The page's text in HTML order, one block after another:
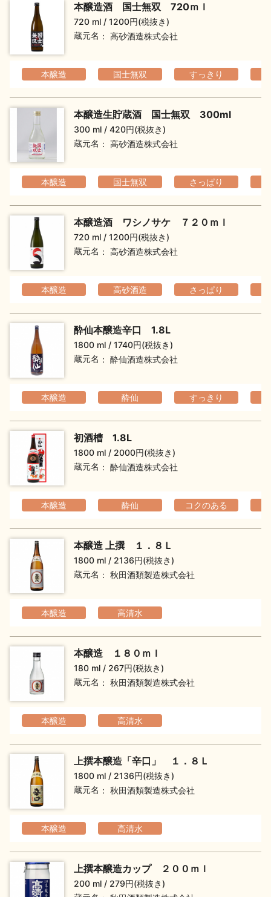
季節の商品 イベント情報
地酒蔵元会WEB展示会 地酒蔵元会利酒会
美味しい地酒の選び方
地酒蔵元会とは
お問い合わせ
本醸造酒 国士無双 720ｍｌ
720 ml
1200円(税抜き)
蔵元名
高砂酒造株式会社
本醸造 国士無双 すっきり
本醸造生貯蔵酒 国士無双 300ml
300 ml
420円(税抜き)
蔵元名
高砂酒造株式会社
本醸造 国士無双 さっぱり
本醸造酒 ワシノサケ ７２０ｍｌ
720 ml
1200円(税抜き)
蔵元名
高砂酒造株式会社
本醸造 高砂酒造 さっぱり
酔仙本醸造辛口 1.8L
1800 ml
1740円(税抜き)
蔵元名
酔仙酒造株式会社
本醸造 酔仙 すっきり
初酒槽 1.8L
1800 ml
2000円(税抜き)
蔵元名
酔仙酒造株式会社
本醸造 酔仙 コクのある
本醸造 上撰 １．８Ｌ
1800 ml
2136円(税抜き)
蔵元名
秋田酒類製造株式会社
本醸造 高清水
本醸造 １８０ｍｌ
180 ml
267円(税抜き)
蔵元名
秋田酒類製造株式会社
本醸造 高清水
上撰本醸造「辛口」 １．８Ｌ
1800 ml
2136円(税抜き)
蔵元名
秋田酒類製造株式会社
本醸造 高清水
上撰本醸造カップ ２００ｍｌ
200 ml
279円(税抜き)